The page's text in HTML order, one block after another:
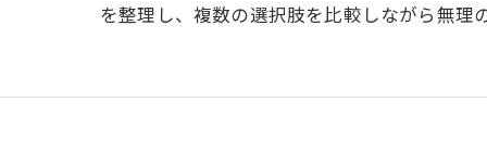
を整理し、複数の選択肢を比較しながら無理